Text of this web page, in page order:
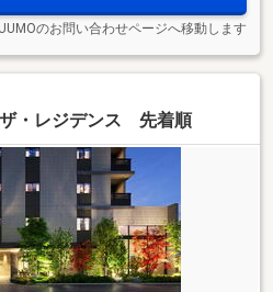
のお問い合わせページへ移動します
・レジデンス 先着順